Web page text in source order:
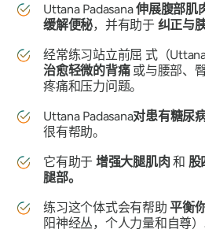
Uttana Padasana伸展腹部肌
缓解便秘，并有助于 纠正与
经常练习站立前屈 式（Uttana
治愈轻微的背痛或与腰部、
疼痛和压力问题。
Uttana Padasana对患有糖尿
很有帮助。
它有助于 增强大腿肌肉和 股
腿部。
练习这个体式会有帮助平衡
阳神经丛，个人力量和自尊